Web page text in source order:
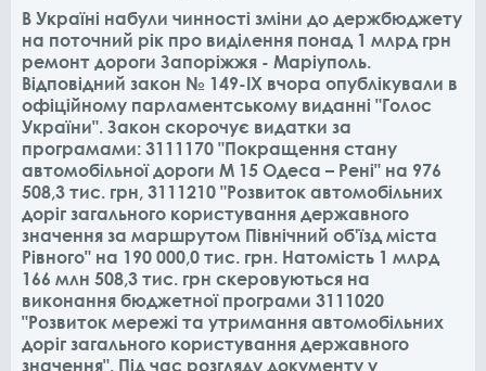
В Україні набули чинності зміни до держбюджету
на поточний рік про виділення понад 1 млрд грн
ремонт дороги Запоріжжя - Маріуполь.
Відповідний закон № 149-IX вчора опублікували в
офіційному парламентському виданні "Голос
України". Закон скорочує видатки за
програмами: 3111170 "Покращення стану
автомобільної дороги М 15 Одеса – Рені" на 976
508,3 тис. грн, 3111210 "Розвиток автомобільних
доріг загального користування державного
значення за маршрутом Північний об'їзд міста
Рівного" на 190 000,0 тис. грн. Натомість 1 млрд
166 млн 508,3 тис. грн скеровуються на
виконання бюджетної програми 3111020
"Розвиток мережі та утримання автомобільних
доріг загального користування державного
значення". Під час розгляду документу у